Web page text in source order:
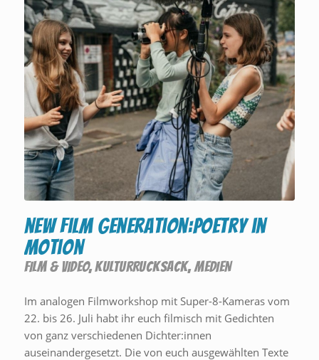
new film generation:poetry in
motion
FILM & VIDEO,KULTURRUCKSACK,MEDIEN
Im analogen Filmworkshop mit Super-8-Kameras vom
22. bis 26. Juli habt ihr euch filmisch mit Gedichten
von ganz verschiedenen Dichter:innen
auseinandergesetzt. Die von euch ausgewählten Texte